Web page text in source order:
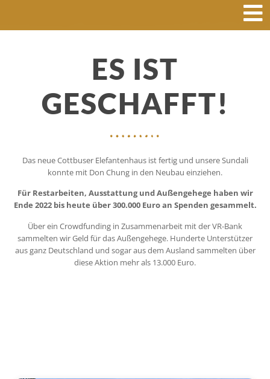
ES IST
GESCHAFFT!
Das neue Cottbuser Elefantenhaus ist fertig und unsere Sundali
konnte mit Don Chung in den Neubau einziehen.
Für Restarbeiten, Ausstattung und Außengehege haben wir
Ende 2022 bis heute über 300.000 Euro an Spenden gesammelt.
Über ein Crowdfunding in Zusammenarbeit mit der VR-Bank
sammelten wir Geld für das Außengehege. Hunderte Unterstützer
aus ganz Deutschland und sogar aus dem Ausland sammelten über
diese Aktion mehr als 13.000 Euro.